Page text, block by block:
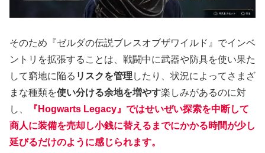
そのため『ゼルダの伝説ブレスオブザワイルド』でインベ
ントリを拡張することは、戦闘中に武器や防具を使い果た
して窮地に陥る リスクを管理 したり、状況によってさまざ
まな種類を使い分ける余地を増やす楽しみがあるのに対
し、
『Hogwarts Legacy』ではせいぜい探索を中断して
商人に装備を売却し小銭に替えるまでにかかる時間が少し
延びるだけのように感じられます。